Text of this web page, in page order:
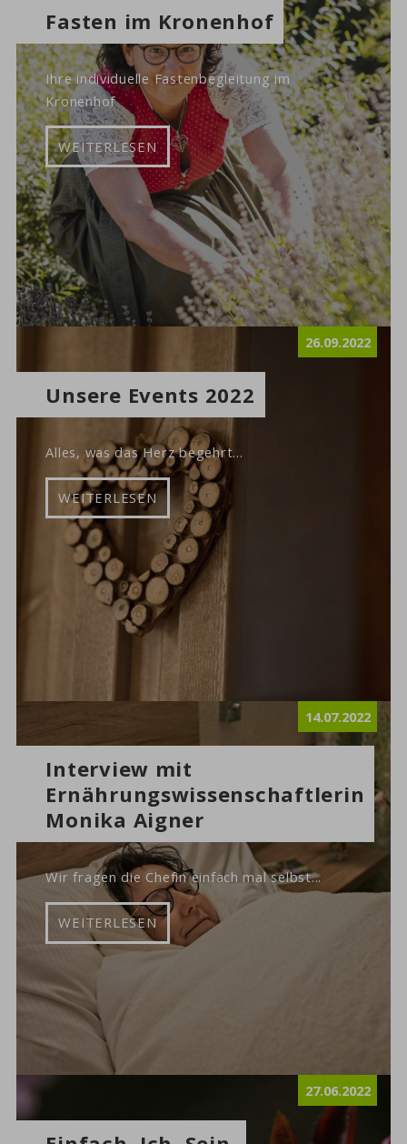
Fasten im Kronenhof
Ihre individuelle Fastenbegleitung im
Kronenhof
WEITERLESEN
26.09.2022
Unsere Events 2022
Alles, was das Herz begehrt...
WEITERLESEN
14.07.2022
Interview mit
Ernährungswissenschaftlerin
Monika Aigner
Wir fragen die Chefin einfach mal selbst...
WEITERLESEN
27.06.2022